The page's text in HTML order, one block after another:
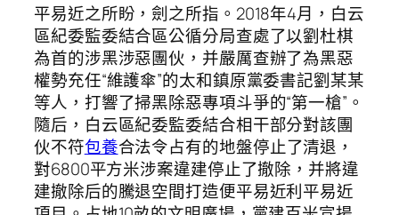
平易近之所盼，劍之所指。2018年4月，白云
區紀委監委結合區公循分局查處了以劉杜棋
為首的涉黑涉惡團伙，并嚴厲查辦了為黑惡
權勢充任“維護傘”的太和鎮原黨委書記劉某某
等人，打響了掃黑除惡專項斗爭的“第一槍”。
隨后，白云區紀委監委結合相干部分對該團
伙不符包養合法令占有的地盤停止了清退，
對6800平方米涉案違建停止了撤除，并將違
建撤除后的騰退空間打造便平易近利平易近